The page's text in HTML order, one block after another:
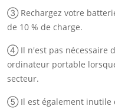
③ Rechargez votre
de 10 % de charge.
④ Il n'est pas nécessaire
ordinateur portable
secteur.
⑤ Il est également inutile